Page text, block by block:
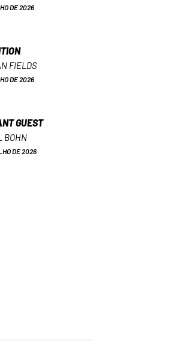
DE 2026
FIELDS
DE 2026
GUEST
BOHN
DE 2026